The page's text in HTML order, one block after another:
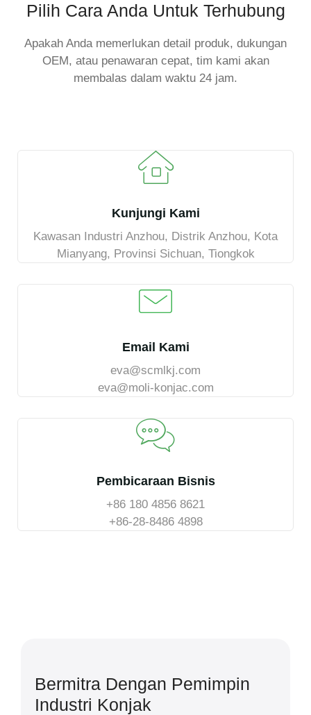
Pilih Cara Anda Untuk Terhubung
Apakah Anda memerlukan detail produk, dukungan
OEM, atau penawaran cepat, tim kami akan
membalas dalam waktu 24 jam.
Kunjungi Kami
Kawasan Industri Anzhou, Distrik Anzhou, Kota
Mianyang, Provinsi Sichuan, Tiongkok
Email Kami
eva@scmlkj.com
eva@moli-konjac.com
Pembicaraan Bisnis
+86 180 4856 8621
+86-28-8486 4898
Bermitra Dengan Pemimpin
Industri Konjak